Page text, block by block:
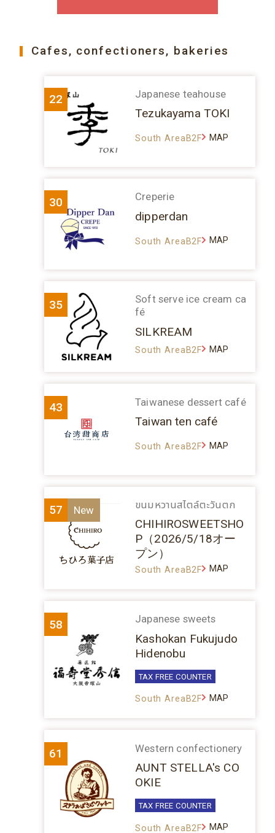
Cafes, confectioners, bakeries
22 Japanese teahouse
Tezukayama TOKI
South AreaB2F MAP
30 Creperie
dipperdan
South AreaB2F MAP
35
Soft serve ice cream ca
fé
SILKREAM
South AreaB2F MAP
43 Taiwanese dessert café
Taiwan ten café
South AreaB2F MAP
57 ขนมหวานสไตล์ตะวันตก
CHIHIROSWEETSHO
P（2026/5/18オー
プン）
South AreaB2F MAP
58 Japanese sweets
Kashokan Fukujudo
Hidenobu
TAX FREE COUNTER
South AreaB2F MAP
61 Western confectionery
AUNT STELLA's CO
OKIE
TAX FREE COUNTER
South AreaB2F MAP